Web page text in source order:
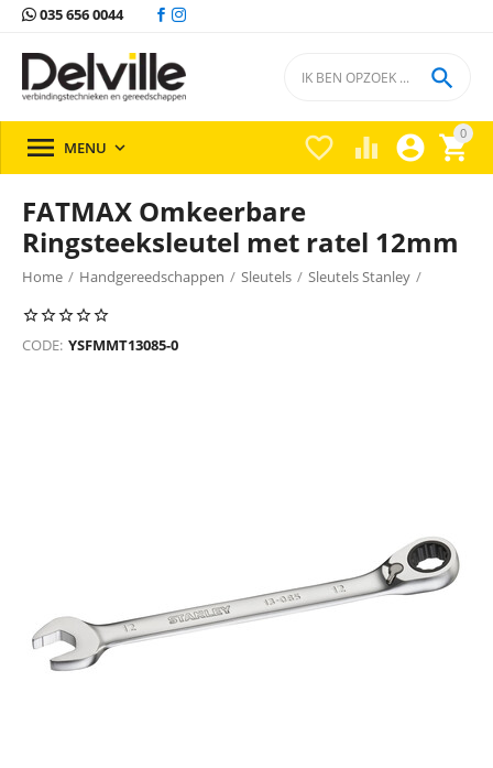
035 656 0044
0


 

 MENU 
FATMAX Omkeerbare
Ringsteeksleutel met ratel 12mm
Home / Handgereedschappen / Sleutels / Sleutels Stanley /
CODE: YSFMMT13085-0